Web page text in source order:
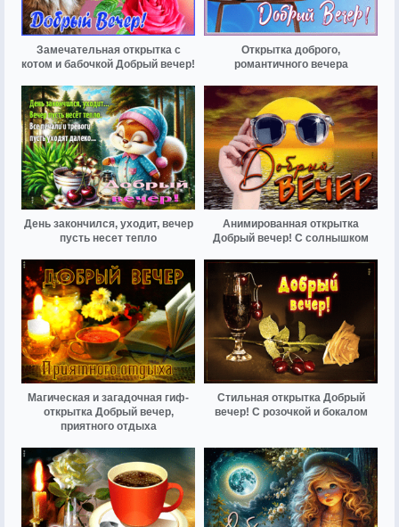
Замечательная открытка с
котом и бабочкой Добрый вечер!
Открытка доброго,
романтичного вечера
День закончился, уходит, вечер
пусть несет тепло
Анимированная открытка
Добрый вечер! С солнышком
Магическая и загадочная гиф-
открытка Добрый вечер,
приятного отдыха
Стильная открытка Добрый
вечер! С розочкой и бокалом